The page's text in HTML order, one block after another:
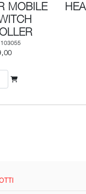
MOBILE